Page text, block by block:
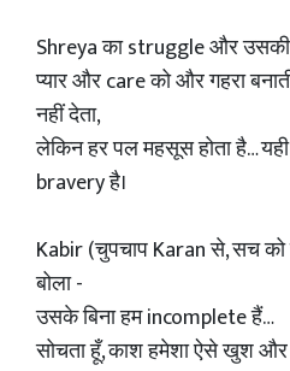
Shreya का struggle और
प्यार और care को और गहरा बनाती
नहीं देता,
लेकिन हर पल महसूस होता है…
bravery है।
Kabir (चुपचाप Karan से, सच को
बोला -
उसके बिना हम incomplete हैं…
सोचता हूँ, काश हमेशा ऐसे खुश